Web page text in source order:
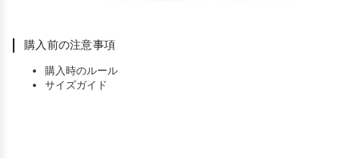
購入前の注意事項
購入時のルール
サイズガイド